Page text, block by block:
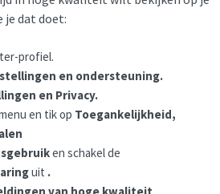
je dat doet:
profiel.
en ondersteuning.
en Privacy.
en tik op Toegankelijkheid,
en schakel de
uit .